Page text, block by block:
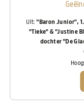
Uit: "Baron Junior",
"Tieke" & "Justine
dochter "De